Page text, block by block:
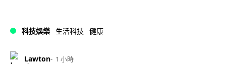
科技娛樂 生活科技 健康
Lawton 1 小時